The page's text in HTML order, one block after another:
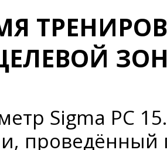
Sigma PC
проведённый